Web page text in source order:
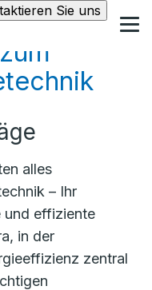
Sie uns
alles
– Ihr
und effiziente
in der
zentral